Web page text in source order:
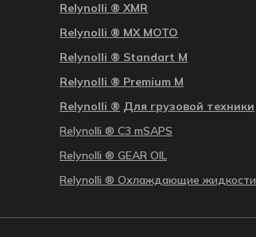
Relynolli ® XMR
Relynolli ® MX MOTO
Relynolli ® Standart M
Relynolli ® Premium M
Relynolli ® Для грузовой техники
Relynolli ® С3 mSAPS
Relynolli ® GEAR OIL
Relynolli ® Охлаждающие жидкости